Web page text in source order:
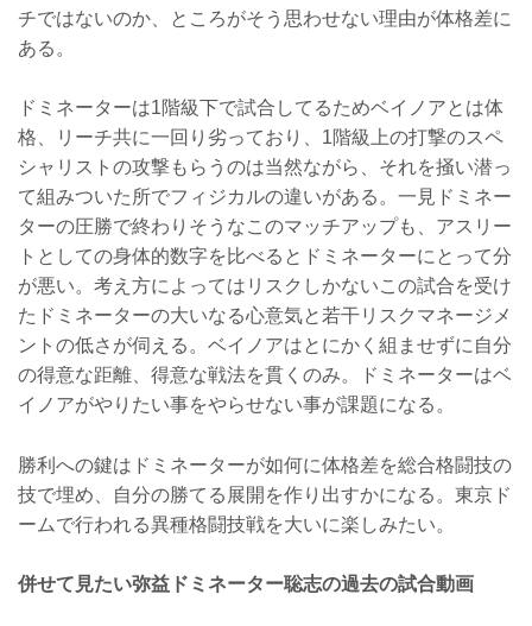
チではないのか、ところがそう思わせない理由が体格差に
ある。
ドミネーターは1階級下で試合してるためベイノアとは体
格、リーチ共に一回り劣っており、1階級上の打撃のスペ
シャリストの攻撃もらうのは当然ながら、それを掻い潜っ
て組みついた所でフィジカルの違いがある。一見ドミネー
ターの圧勝で終わりそうなこのマッチアップも、アスリー
トとしての身体的数字を比べるとドミネーターにとって分
が悪い。考え方によってはリスクしかないこの試合を受け
たドミネーターの大いなる心意気と若干リスクマネージメ
ントの低さが伺える。ベイノアはとにかく組ませずに自分
の得意な距離、得意な戦法を貫くのみ。ドミネーターはベ
イノアがやりたい事をやらせない事が課題になる。
勝利への鍵はドミネーターが如何に体格差を総合格闘技の
技で埋め、自分の勝てる展開を作り出すかになる。東京ド
ームで行われる異種格闘技戦を大いに楽しみたい。
併せて見たい弥益ドミネーター聡志の過去の試合動画